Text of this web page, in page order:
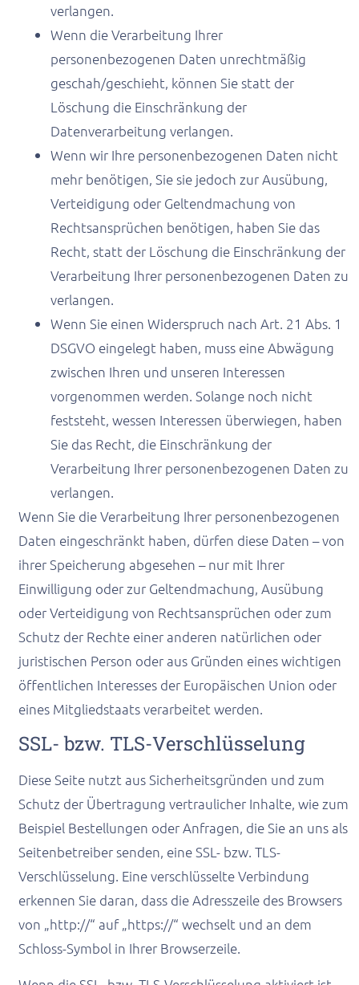
verlangen.
Wenn die Verarbeitung Ihrer
personenbezogenen Daten unrechtmäßig
geschah/geschieht, können Sie statt der
Löschung die Einschränkung der
Datenverarbeitung verlangen.
Wenn wir Ihre personenbezogenen Daten nicht
mehr benötigen, Sie sie jedoch zur Ausübung,
Verteidigung oder Geltendmachung von
Rechtsansprüchen benötigen, haben Sie das
Recht, statt der Löschung die Einschränkung der
Verarbeitung Ihrer personenbezogenen Daten zu
verlangen.
Wenn Sie einen Widerspruch nach Art. 21 Abs. 1
DSGVO eingelegt haben, muss eine Abwägung
zwischen Ihren und unseren Interessen
vorgenommen werden. Solange noch nicht
feststeht, wessen Interessen überwiegen, haben
Sie das Recht, die Einschränkung der
Verarbeitung Ihrer personenbezogenen Daten zu
verlangen.
Wenn Sie die Verarbeitung Ihrer personenbezogenen
Daten eingeschränkt haben, dürfen diese Daten – von
ihrer Speicherung abgesehen – nur mit Ihrer
Einwilligung oder zur Geltendmachung, Ausübung
oder Verteidigung von Rechtsansprüchen oder zum
Schutz der Rechte einer anderen natürlichen oder
juristischen Person oder aus Gründen eines wichtigen
öffentlichen Interesses der Europäischen Union oder
eines Mitgliedstaats verarbeitet werden.
SSL- bzw. TLS-Verschlüsselung
Diese Seite nutzt aus Sicherheitsgründen und zum
Schutz der Übertragung vertraulicher Inhalte, wie zum
Beispiel Bestellungen oder Anfragen, die Sie an uns als
Seitenbetreiber senden, eine SSL- bzw. TLS-
Verschlüsselung. Eine verschlüsselte Verbindung
erkennen Sie daran, dass die Adresszeile des Browsers
von „http://“ auf „https://“ wechselt und an dem
Schloss-Symbol in Ihrer Browserzeile.